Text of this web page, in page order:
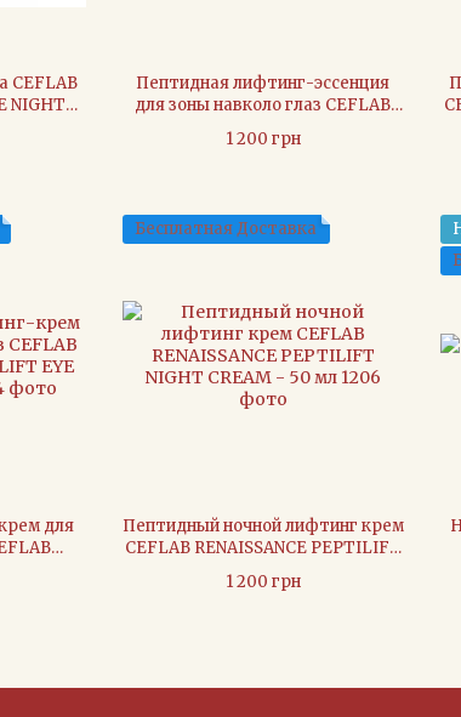
CEFLAB
NIGHT
Пептидная лифтинг-эссенция
для зоны навколо глаз CEFLAB
RENAISSANCE ROYAL EYE
ESSENCE - 30 мл
1 200 грн
для
EYE
Бесплатная Доставка
Пептидный ночной лифтинг крем
CEFLAB RENAISSANCE PEPTILIFT
NIGHT CREAM - 50 мл
1 200 грн